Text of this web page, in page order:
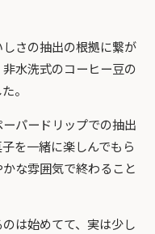
さの抽出の根拠に繋が
水洗式のコーヒー豆の
。
パードリップでの抽出
を一緒に楽しんでもら
な雰囲気で終わること
は始めてて、実は少し